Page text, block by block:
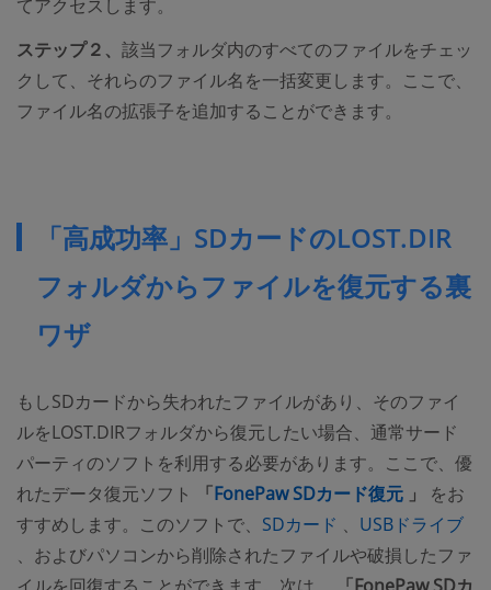
てアクセスします。
ステップ２、 該当フォルダ内のすべてのファイルをチェッ
クして、それらのファイル名を一括変更します。ここで、
ファイル名の拡張子を追加することができます。
「高成功率」SDカードのLOST.DIR
フォルダからファイルを復元する裏
ワザ
もしSDカードから失われたファイルがあり、そのファイ
ルをLOST.DIRフォルダから復元したい場合、通常サード
パーティのソフトを利用する必要があります。ここで、優
れたデータ復元ソフト
「FonePaw SDカード復元 (opens
」
をお
すすめします。このソフトで、 SDカード (opens new
、 USBドライブ
(opens new window)
、およびパソコンから削除されたファイルや破損したファ